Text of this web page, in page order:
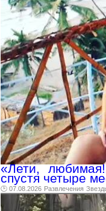
«Лети,
спустя четыре
🕑 07.08.2026 Развлечения